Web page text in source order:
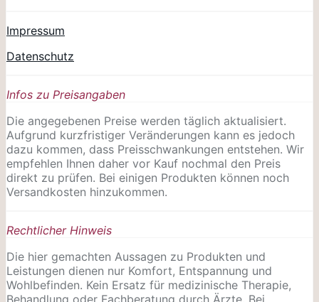
Impressum
Datenschutz
Infos zu Preisangaben
Die angegebenen Preise werden täglich aktualisiert.
Aufgrund kurzfristiger Veränderungen kann es jedoch
dazu kommen, dass Preisschwankungen entstehen. Wir
empfehlen Ihnen daher vor Kauf nochmal den Preis
direkt zu prüfen. Bei einigen Produkten können noch
Versandkosten hinzukommen.
Rechtlicher Hinweis
Die hier gemachten Aussagen zu Produkten und
Leistungen dienen nur Komfort, Entspannung und
Wohlbefinden. Kein Ersatz für medizinische Therapie,
Behandlung oder Fachberatung durch Ärzte. Bei